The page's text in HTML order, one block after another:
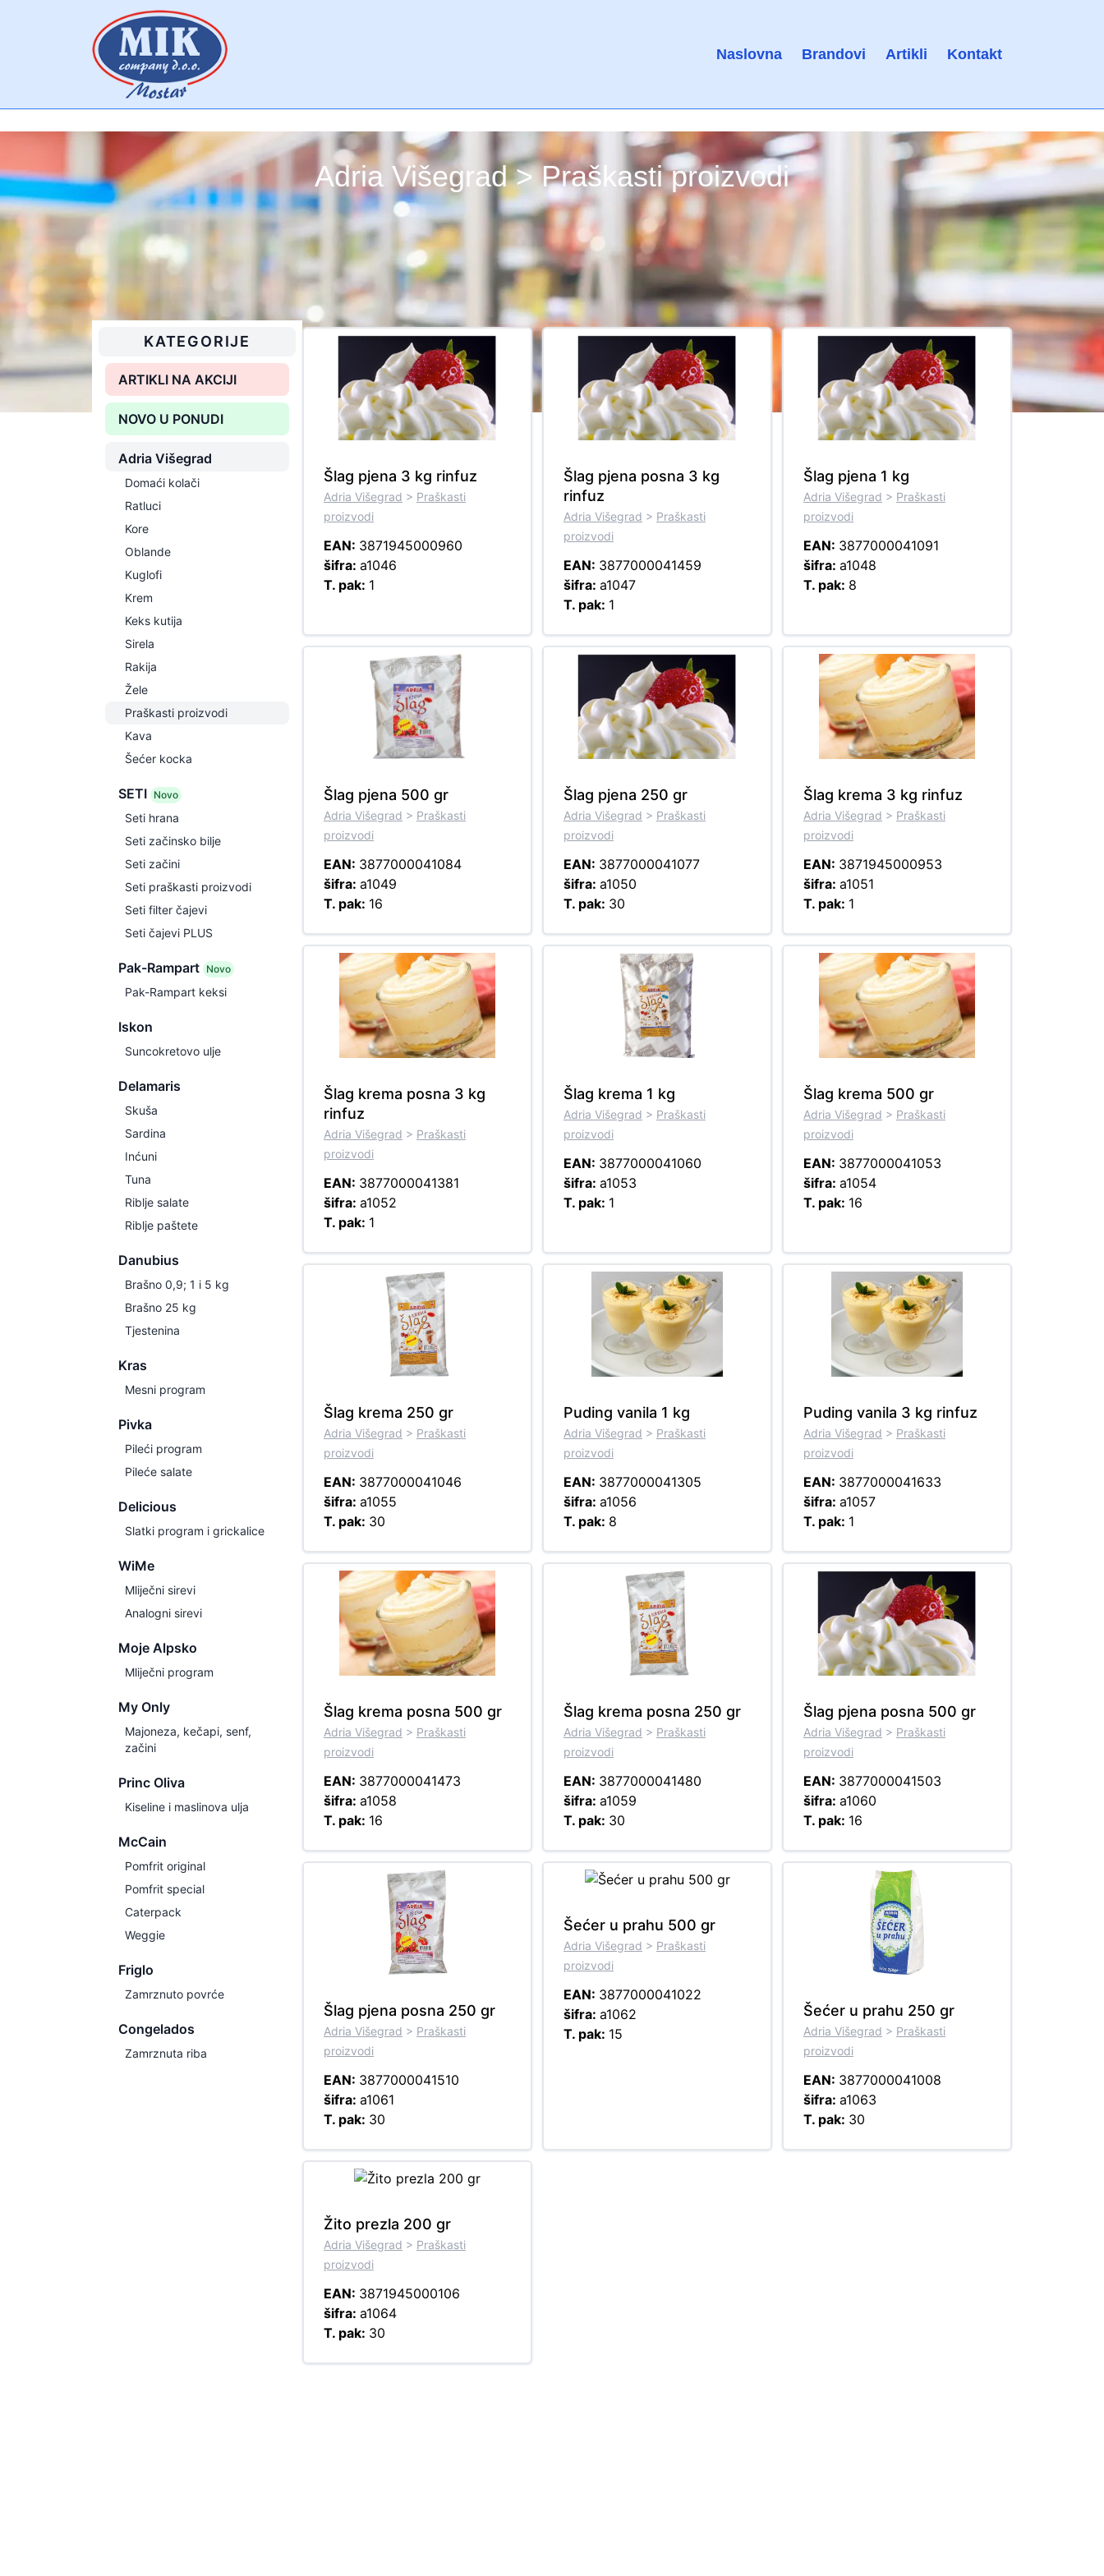
Naslovna Brandovi Artikli Kontakt
Adria Višegrad > Praškasti proizvodi
KATEGORIJE
ARTIKLI NA AKCIJI
NOVO U PONUDI
Adria Višegrad
Domaći kolači
Ratluci
Kore
Oblande
Kuglofi
Krem
Keks kutija
Sirela
Rakija
Žele
Praškasti proizvodi
Kava
Šećer kocka
SETI Novo
Seti hrana
Seti začinsko bilje
Seti začini
Seti praškasti proizvodi
Seti filter čajevi
Seti čajevi PLUS
Pak-Rampart Novo
Pak-Rampart keksi
Iskon
Suncokretovo ulje
Delamaris
Skuša
Sardina
Inćuni
Tuna
Riblje salate
Riblje paštete
Danubius
Brašno 0,9; 1 i 5 kg
Brašno 25 kg
Tjestenina
Kras
Mesni program
Pivka
Pileći program
Pileće salate
Delicious
Slatki program i grickalice
WiMe
Mliječni sirevi
Analogni sirevi
Moje Alpsko
Mliječni program
My Only
Majoneza, kečapi, senf,
začini
Princ Oliva
Kiseline i maslinova ulja
McCain
Pomfrit original
Pomfrit special
Caterpack
Weggie
Friglo
Zamrznuto povrće
Congelados
Zamrznuta riba
Šlag pjena 3 kg rinfuz
Adria Višegrad > Praškasti
proizvodi
EAN: 3871945000960
šifra: a1046
T. pak: 1
Šlag pjena posna 3 kg
rinfuz
Adria Višegrad > Praškasti
proizvodi
EAN: 3877000041459
šifra: a1047
T. pak: 1
Šlag pjena 1 kg
Adria Višegrad > Praškasti
proizvodi
EAN: 3877000041091
šifra: a1048
T. pak: 8
Šlag pjena 500 gr
Adria Višegrad > Praškasti
proizvodi
EAN: 3877000041084
šifra: a1049
T. pak: 16
Šlag pjena 250 gr
Adria Višegrad > Praškasti
proizvodi
EAN: 3877000041077
šifra: a1050
T. pak: 30
Šlag krema 3 kg rinfuz
Adria Višegrad > Praškasti
proizvodi
EAN: 3871945000953
šifra: a1051
T. pak: 1
Šlag krema posna 3 kg
rinfuz
Adria Višegrad > Praškasti
proizvodi
EAN: 3877000041381
šifra: a1052
T. pak: 1
Šlag krema 1 kg
Adria Višegrad > Praškasti
proizvodi
EAN: 3877000041060
šifra: a1053
T. pak: 1
Šlag krema 500 gr
Adria Višegrad > Praškasti
proizvodi
EAN: 3877000041053
šifra: a1054
T. pak: 16
Šlag krema 250 gr
Adria Višegrad > Praškasti
proizvodi
EAN: 3877000041046
šifra: a1055
T. pak: 30
Puding vanila 1 kg
Adria Višegrad > Praškasti
proizvodi
EAN: 3877000041305
šifra: a1056
T. pak: 8
Puding vanila 3 kg rinfuz
Adria Višegrad > Praškasti
proizvodi
EAN: 3877000041633
šifra: a1057
T. pak: 1
Šlag krema posna 500 gr
Adria Višegrad > Praškasti
proizvodi
EAN: 3877000041473
šifra: a1058
T. pak: 16
Šlag krema posna 250 gr
Adria Višegrad > Praškasti
proizvodi
EAN: 3877000041480
šifra: a1059
T. pak: 30
Šlag pjena posna 500 gr
Adria Višegrad > Praškasti
proizvodi
EAN: 3877000041503
šifra: a1060
T. pak: 16
Šlag pjena posna 250 gr
Adria Višegrad > Praškasti
proizvodi
EAN: 3877000041510
šifra: a1061
T. pak: 30
Šećer u prahu 500 gr
Adria Višegrad > Praškasti
proizvodi
EAN: 3877000041022
šifra: a1062
T. pak: 15
Šećer u prahu 250 gr
Adria Višegrad > Praškasti
proizvodi
EAN: 3877000041008
šifra: a1063
T. pak: 30
Žito prezla 200 gr
Adria Višegrad > Praškasti
proizvodi
EAN: 3871945000106
šifra: a1064
T. pak: 30